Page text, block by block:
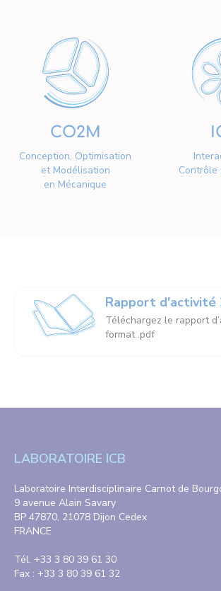
CO2M
Conception, Optimisation
et Modélisation
en Mécanique
Contrôle
Rapport d'activité
Téléchargez le rapport
format .pdf
LABORATOIRE ICB
Laboratoire Interdisciplinaire Carnot de
9 avenue Alain Savary
BP 47870, 21078 Dijon Cedex
FRANCE
Tél. +33 3 80 39 61 30
Fax : +33 3 80 39 61 32